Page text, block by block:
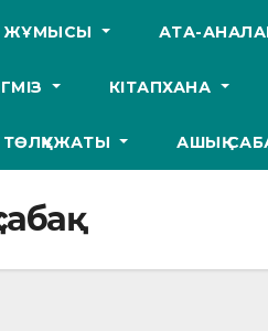
ЖҰМЫСЫ АТА-
КІТАПХАНА
АШЫҚ